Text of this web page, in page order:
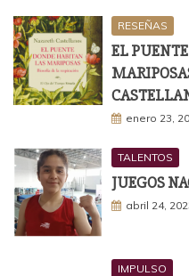
RESEÑAS
EL
enero 23,
TALENTOS
JUEGOS
abril 24,
IMPULSO